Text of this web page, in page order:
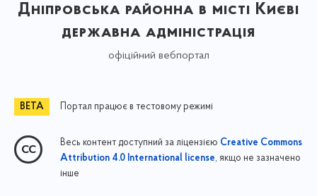
Дніпровська районна в місті Києві
державна адміністрація
офіційний вебпортал
Портал працює в тестовому режимі
Весь контент доступний за ліцензією Creative Commons
Attribution 4.0 International license, якщо не зазначено
інше